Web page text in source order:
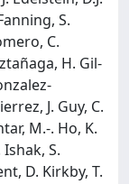
S.
C.
H. Gil-
J. Guy, C.
M.-. Ho, K.
S.
D. Kirkby, T.